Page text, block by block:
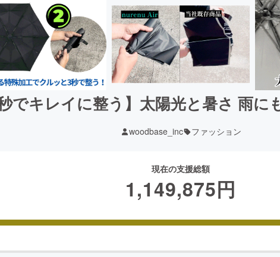
でキレイに整う】太陽光と暑さ 雨
woodbase_inc ファッション
現在の支援総額
1,149,875円